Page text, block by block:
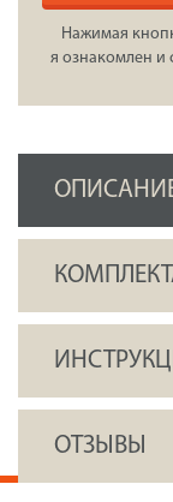
Нажимая
я ознакомлен и
ОТЗЫВЫ